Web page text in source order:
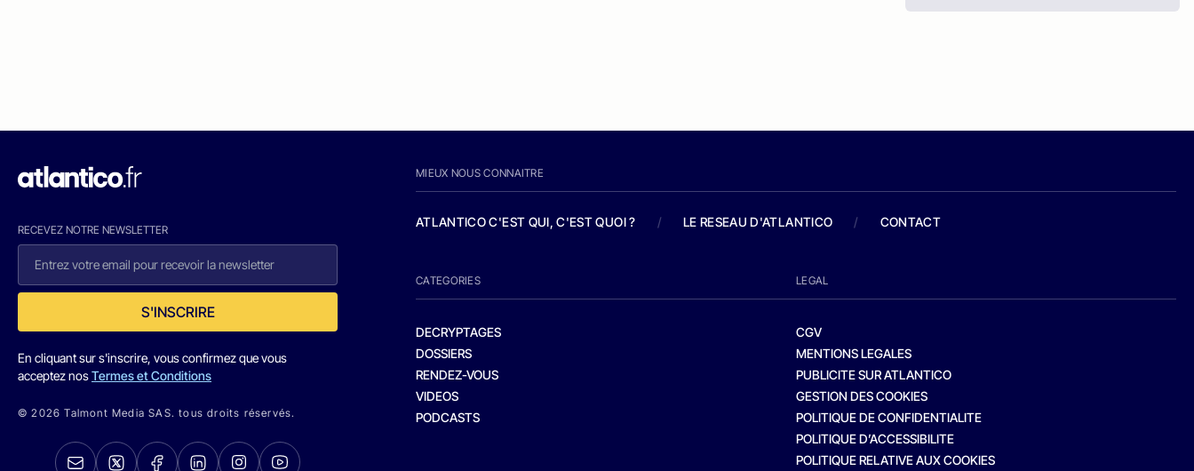
RECEVEZ NOTRE NEWSLETTER
S'INSCRIRE
En cliquant sur s'inscrire, vous confirmez que vous
acceptez nosTermes et Conditions
© 2026 Talmont Media SAS. tous droits réservés.
MIEUX NOUS CONNAITRE
ATLANTICO C'EST QUI, C'EST QUOI ? / LE RESEAU D'ATLANTICO / CONTACT
CATEGORIES
DECRYPTAGES
DOSSIERS
RENDEZ-VOUS
VIDEOS
PODCASTS
LEGAL
CGV
MENTIONS LEGALES
PUBLICITE SUR ATLANTICO
GESTION DES COOKIES
POLITIQUE DE CONFIDENTIALITE
POLITIQUE D’ACCESSIBILITE
POLITIQUE RELATIVE AUX COOKIES